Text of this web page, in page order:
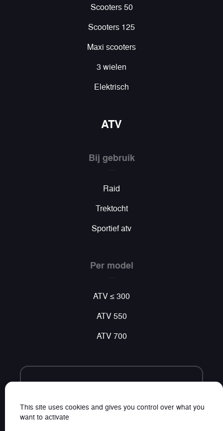
Scooters 50
Scooters 125
Maxi scooters
3 wielen
Elektrisch
ATV
Bij gebruik
Raid
Trektocht
Sportief atv
Per model
ATV ≤ 300
ATV 550
ATV 700
Volg ons
This site uses cookies and gives you control over what you
want to activate